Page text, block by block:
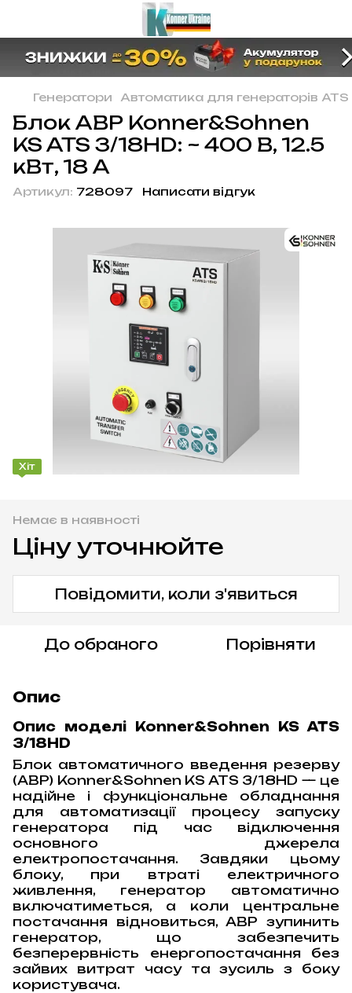
Генератори Автоматика для генераторів ATS
Блок АВР Konner&Sohnen
KS ATS 3/18HD: ~ 400 В, 12.5
кВт, 18 А
Артикул: 728097 Написати відгук
Хіт
Немає в наявності
Ціну уточнюйте
Повідомити, коли з'явиться
До обраного Порівняти
Опис
Опис моделі Konner&Sohnen KS ATS
3/18HD
Блок автоматичного введення резерву
(АВР) Konner&Sohnen KS ATS 3/18HD — це
надійне і функціональне обладнання
для автоматизації процесу запуску
генератора під час відключення
основного джерела
електропостачання. Завдяки цьому
блоку, при втраті електричного
живлення, генератор автоматично
включатиметься, а коли центральне
постачання відновиться, АВР зупинить
генератор, що забезпечить
безперервність енергопостачання без
зайвих витрат часу та зусиль з боку
користувача.